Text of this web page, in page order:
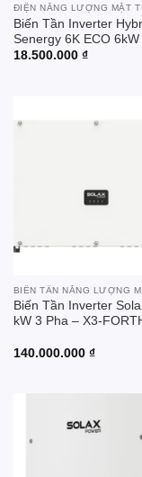
ĐIỆN NĂNG LƯỢNG MẶT
Biến Tần Inverter
Senergy 6K ECO 6kW
18.500.000 ₫
BIẾN TẦN NĂNG LƯỢNG
Biến Tần Inverter
kW 3 Pha – X3-
140.000.000 ₫